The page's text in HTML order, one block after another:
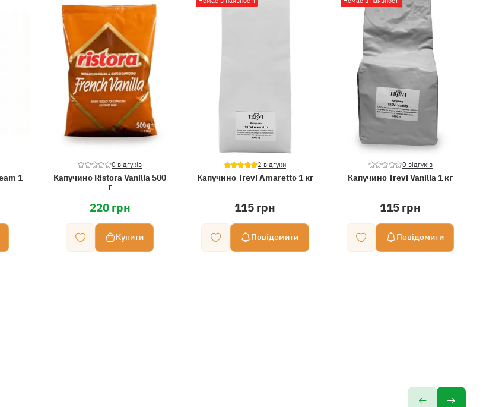
1
0 відгуків
Капучино Ristora Vanilla 500
г
220 грн
Купити
2 відгуки
Капучино Trevi Amaretto 1 кг
115 грн
Повідомити
0 відгуків
Капучино Trevi Vanilla 1 кг
115 грн
Повідомити